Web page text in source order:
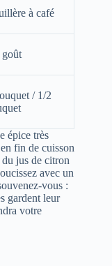
à café
/ 1/2
épice très
fin de cuisson
jus de citron
avec un
vous :
gardent leur
votre